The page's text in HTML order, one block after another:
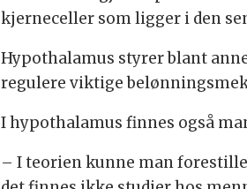
kjerneceller som ligger i den
Hypothalamus styrer blant
regulere viktige
I hypothalamus finnes også
– I teorien kunne man